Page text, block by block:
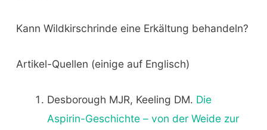
Kann Wildkirschrinde eine Erkältung behandeln?
Artikel-Quellen (einige auf Englisch)
Desborough MJR, Keeling DM. Die
Aspirin-Geschichte – von der Weide zur